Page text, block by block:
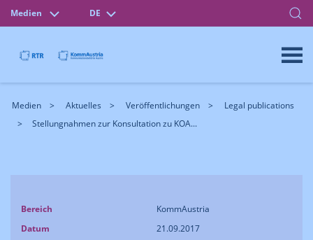
Medien DE
Medien Aktuelles Veröffentlichungen
Legal publications
Stellungnahmen zur Konsultation zu KOA...
Bereich
KommAustria
Datum
21.09.2017